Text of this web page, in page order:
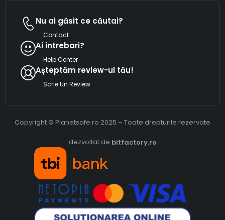
Nu ai găsit ce căutai?
Contact
Ai intrebari?
Help Center
Așteptăm review-ul tău!
Scrie Un Review
Copyright © Planetsafe.ro 2025 – Toate drepturile rezervate
dezvoltat de bitfactory.ro